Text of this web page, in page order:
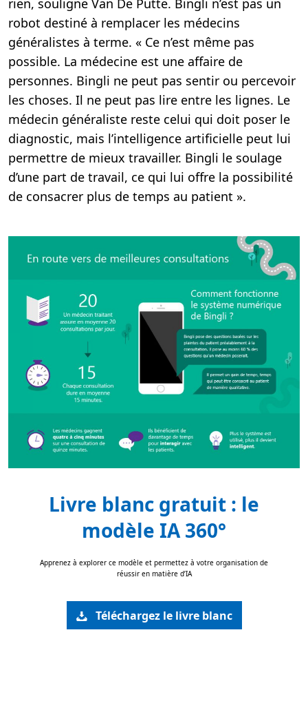
robot destiné à remplacer les médecins
généralistes à terme. « Ce n’est même pas
possible. La médecine est une affaire de
personnes. Bingli ne peut pas sentir ou percevoir
les choses. Il ne peut pas lire entre les lignes. Le
médecin généraliste reste celui qui doit poser le
diagnostic, mais l’intelligence artificielle peut lui
permettre de mieux travailler. Bingli le soulage
d’une part de travail, ce qui lui offre la possibilité
de consacrer plus de temps au patient ».
Livre blanc gratuit : le
modèle IA 360°
Apprenez à explorer ce modèle et permettez à votre organisation de
réussir en matière d’IA
Téléchargez le livre blanc